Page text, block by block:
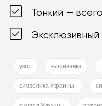
Тонкий —
Эксклюзивный
узор вышиванка
символика Украины .